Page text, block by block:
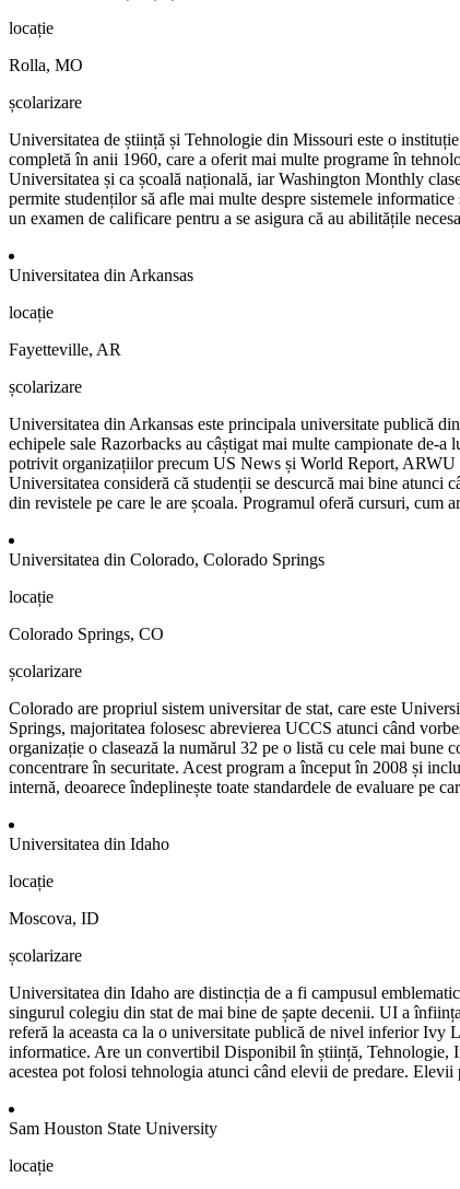
locație
Rolla, MO
școlarizare
Universitatea de știință și Tehnologie din Missouri este o
completă în anii 1960, care a oferit mai multe programe în
Universitatea și ca școală națională, iar Washington Monthly
permite studenților să afle mai multe despre sistemele
un examen de calificare pentru a se asigura că au abilitățile
Universitatea din Arkansas
locație
Fayetteville, AR
școlarizare
Universitatea din Arkansas este principala universitate publică
echipele sale Razorbacks au câștigat mai multe campionate de-
potrivit organizațiilor precum US News și World Report, ARWU
Universitatea consideră că studenții se descurcă mai bine atunci
din revistele pe care le are școala. Programul oferă cursuri, cum
Universitatea din Colorado, Colorado Springs
locație
Colorado Springs, CO
școlarizare
Colorado are propriul sistem universitar de stat, care este
Springs, majoritatea folosesc abrevierea UCCS atunci când
organizație o clasează la numărul 32 pe o listă cu cele mai
concentrare în securitate. Acest program a început în 2008 și
internă, deoarece îndeplinește toate standardele de evaluare pe
Universitatea din Idaho
locație
Moscova, ID
școlarizare
Universitatea din Idaho are distincția de a fi campusul
singurul colegiu din stat de mai bine de șapte decenii. UI a
referă la aceasta ca la o universitate publică de nivel inferior Ivy
informatice. Are un convertibil Disponibil în știință, Tehnologie,
acestea pot folosi tehnologia atunci când elevii de predare.
Sam Houston State University
locație